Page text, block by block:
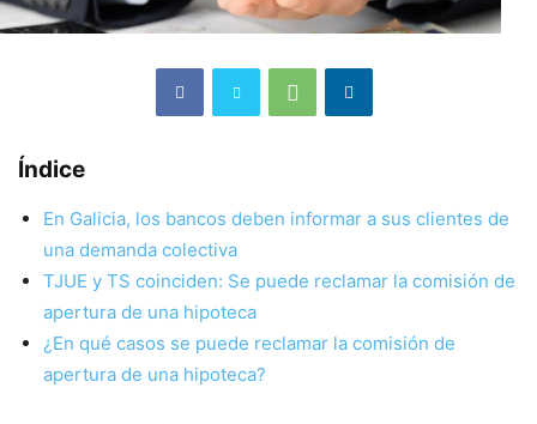
Índice
En Galicia, los bancos deben informar a sus clientes de
una demanda colectiva
TJUE y TS coinciden: Se puede reclamar la comisión de
apertura de una hipoteca
¿En qué casos se puede reclamar la comisión de
apertura de una hipoteca?